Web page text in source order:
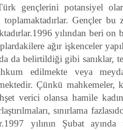
gençlerini potansiyel
toplamaktadırlar. Gençler
yılından beri
ağır işkenceler
da belirtildiği gibi sanıklar,
edilmekte veya
Çünkü mahkemeler,
verici olansa hamile
sınırlama
yılının Şubat